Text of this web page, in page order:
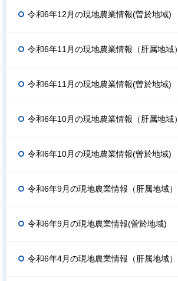
令和6年12月の現地農業情報(曽於地域)
令和6年11月の現地農業情報（肝属地域）
令和6年11月の現地農業情報(曽於地域)
令和6年10月の現地農業情報（肝属地域）
令和6年10月の現地農業情報(曽於地域)
令和6年9月の現地農業情報（肝属地域）
令和6年9月の現地農業情報(曽於地域)
令和6年4月の現地農業情報（肝属地域）